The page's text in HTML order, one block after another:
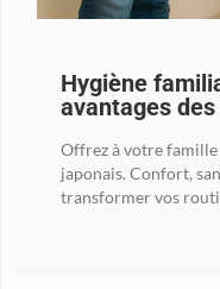
Hygiène
avantages
Offrez à votre famille
japonais. Confort,
transformer vos